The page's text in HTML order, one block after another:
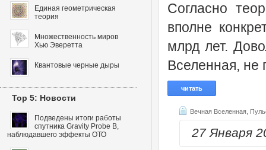
Согласно
вполне
млрд лет.
Вселенная, не
читать
Вечная Вселенная,
27 Января
Единая геометрическая
теория
Множественность миров
Хью Эверетта
Квантовые черные дыры
Top 5: Новости
Подведены итоги работы
спутника Gravity Probe B,
наблюдавшего эффекты ОТО